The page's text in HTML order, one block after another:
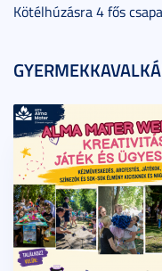
Kötélhúzásra 4 fős